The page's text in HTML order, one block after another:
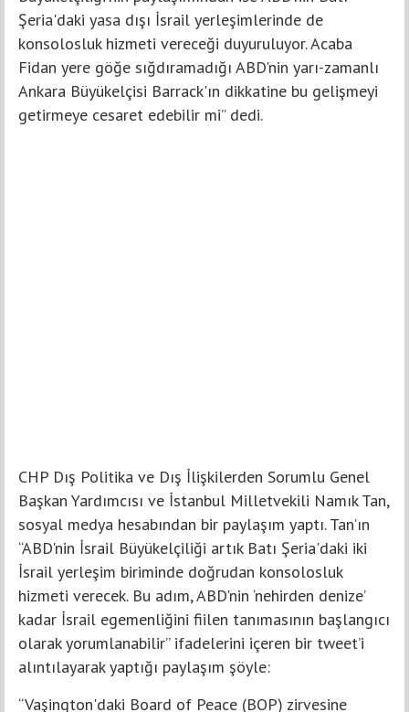
Şeria'daki yasa dışı İsrail yerleşimlerinde de
konsolosluk hizmeti vereceği duyuruluyor. Acaba
Fidan yere göğe sığdıramadığı ABD'nin yarı-zamanlı
Ankara Büyükelçisi Barrack'ın dikkatine bu gelişmeyi
getirmeye cesaret edebilir mi” dedi.
CHP Dış Politika ve Dış İlişkilerden Sorumlu Genel
Başkan Yardımcısı ve İstanbul Milletvekili Namık Tan,
sosyal medya hesabından bir paylaşım yaptı. Tan’ın
“ABD'nin İsrail Büyükelçiliği artık Batı Şeria'daki iki
İsrail yerleşim biriminde doğrudan konsolosluk
hizmeti verecek. Bu adım, ABD'nin ‘nehirden denize’
kadar İsrail egemenliğini fiilen tanımasının başlangıcı
olarak yorumlanabilir” ifadelerini içeren bir tweet’i
alıntılayarak yaptığı paylaşım şöyle:
“Vaşington'daki Board of Peace (BOP) zirvesine